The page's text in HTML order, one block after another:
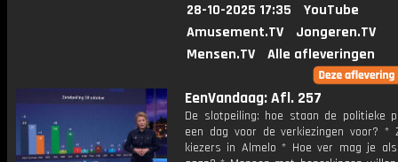
28-10-2025 17:35
YouTube
Amusement.TV
Jongeren.TV
Mensen.TV
Alle afleveringen
EenVandaag: Afl. 257
De slotpeiling: hoe staan de politieke
een dag voor de verkiezingen voor? *
kiezers in Almelo * Hoe ver mag je